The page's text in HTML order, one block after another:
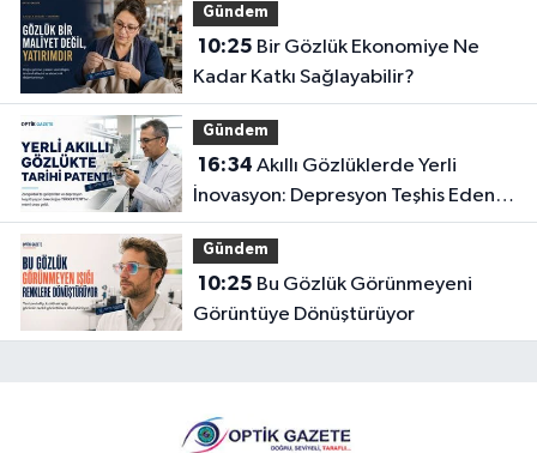
Gündem
10:25
Kadar Katkı Sağlayabilir?
Gündem
16:34
İnovasyon: Depresyon Teşhis Eden
Gözlüğe Türkpatent Onayı
Gündem
10:25
Görüntüye Dönüştürüyor